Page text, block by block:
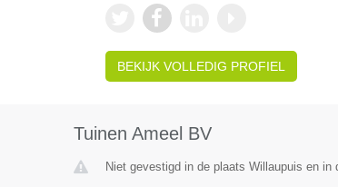
BEKIJK VOLLEDIG PROFIEL
Tuinen Ameel BV
Niet gevestigd in de plaats Willaupuis en in